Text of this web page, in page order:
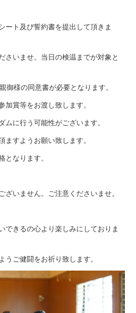
ート及び誓約書を提出して頂きま
さいませ。当日の検温までが対象と
御様の同意書が必要となります。
加賞等をお渡し致します。
ムに行う可能性がございます。
ますようお願い致します。
となります。
いません。ご注意くださいませ。
できるの心より楽しみにしておりま
うご健闘をお祈り致します。